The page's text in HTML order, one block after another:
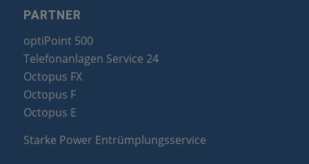
PARTNER
optiPoint 500
Telefonanlagen Service 24
Octopus FX
Octopus F
Octopus E
Starke Power Entrümplungsservice